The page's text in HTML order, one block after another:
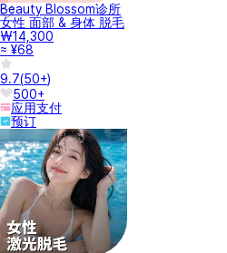
Beauty Blossom诊所
女性 面部 & 身体 脱毛
₩14,300
≈ ¥68
9.7(50+)
500+
应用支付
预订